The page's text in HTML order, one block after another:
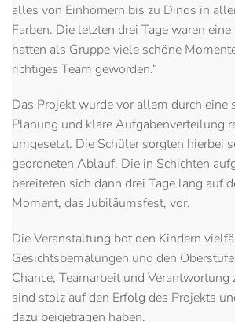
alles von Einhörnern bis zu Dinos in
Farben. Die letzten drei Tage waren
hatten als Gruppe viele schöne
richtiges Team geworden.“
Das Projekt wurde vor allem durch eine
Planung und klare Aufgabenverteilung
umgesetzt. Die Schüler sorgten hierbei
geordneten Ablauf. Die in Schichten
bereiteten sich dann drei Tage lang auf
Moment, das Jubiläumsfest, vor.
Die Veranstaltung bot den Kindern
Gesichtsbemalungen und den
Chance, Teamarbeit und
sind stolz auf den Erfolg des Projekts
dazu beigetragen haben.